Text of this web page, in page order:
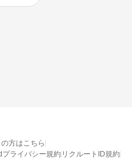
プログラムの詳細案内を
ようになります
方はこちら
プライバシー規約 リクルートID規約